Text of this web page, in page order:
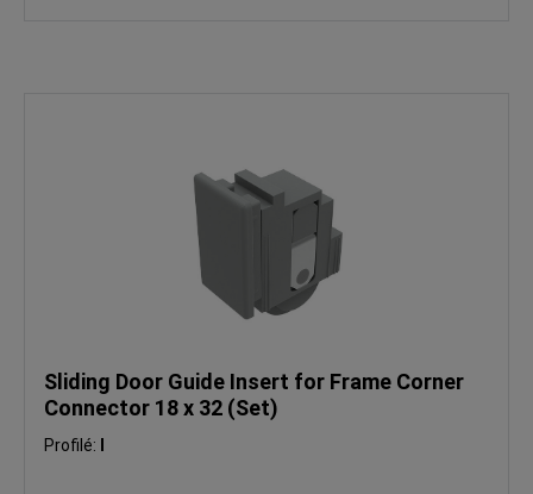
Sliding Door Guide Insert for Frame Corner
Connector 18 x 32 (Set)
Profilé: